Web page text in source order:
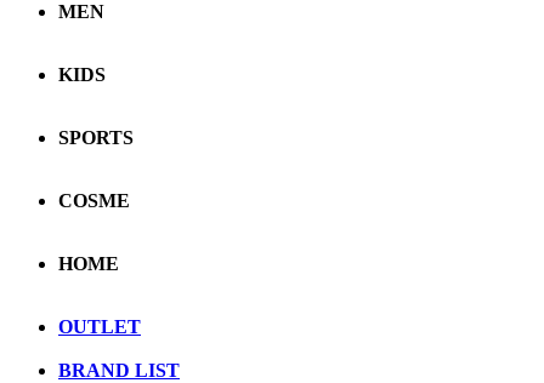
MEN
KIDS
SPORTS
COSME
HOME
OUTLET
BRAND LIST